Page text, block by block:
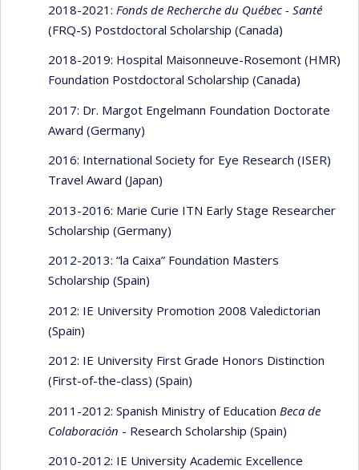
2018-2021: Fonds de Recherche du Québec - Santé
(FRQ-S) Postdoctoral Scholarship (Canada)
2018-2019: Hospital Maisonneuve-Rosemont (HMR)
Foundation Postdoctoral Scholarship (Canada)
2017: Dr. Margot Engelmann Foundation Doctorate
Award (Germany)
2016: International Society for Eye Research (ISER)
Travel Award (Japan)
2013-2016: Marie Curie ITN Early Stage Researcher
Scholarship (Germany)
2012-2013: “la Caixa” Foundation Masters
Scholarship (Spain)
2012: IE University Promotion 2008 Valedictorian
(Spain)
2012: IE University First Grade Honors Distinction
(First-of-the-class) (Spain)
2011-2012: Spanish Ministry of Education Beca de
Colaboración - Research Scholarship (Spain)
2010-2012: IE University Academic Excellence